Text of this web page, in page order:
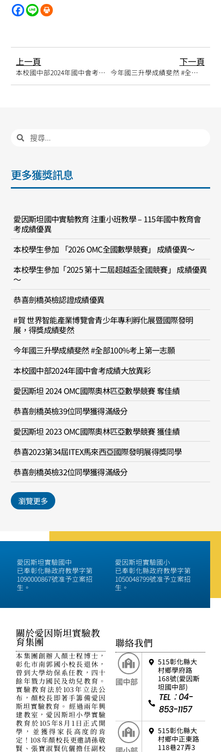
上一頁
本校國中部2024年國中會考成績大放異彩
下一頁
今年國三升學成績斐然 #全部100%考上第一志願
更多獲獎訊息
愛因斯坦國中實驗教育 注重小班教學 – 115年國中教育會
考成績優異
本校學生參加 「2026 OMC全國數學競賽」 成績優異～
本校學生參加「2025 第十二屆超越盃全國競賽」 成績優異
～
恭喜劍橋英檢認證成績優異
#賀 世界智能產業博覽會青少年專利孵化展暨國際發明
展，得獎成績斐然
今年國三升學成績斐然 #全部100%考上第一志願
本校國中部2024年國中會考成績大放異彩
愛因斯坦 2024 OMC國際奧林匹亞數學競賽 奪佳績
恭喜劍橋英檢39位同學獲得滿級分
愛因斯坦 2023 OMC國際奧林匹亞數學競賽 獲佳績
恭喜2023第34屆ITEX馬來西亞國際發明展得獎同學
恭喜劍橋英檢32位同學獲得滿級分
瀏覽更多
愛因斯坦實驗國中
已奉彰化縣政府教學字第
1090000867號准予立案招
生。
愛因斯坦實驗國小
已奉彰化縣政府教學字第
1050048799號准予立案招
生。
關於愛因斯坦實驗教
育集團
本集團創辦人顏士程博士，
彰化市南郭國小校長退休，
曾到大學幼保系任教，四十
餘年戮力國民及幼兒教育。
實驗教育法於103年立法公
布，顏校長即著手籌備愛因
斯坦實驗教育。 經過兩年興
建教室，愛因斯坦小學實驗
教育於105年8月1日正式開
學，並獲得家長高度的肯
定！108年顏校長更邀請孫敬
賢、張寶淑賢伉儷擔任副校
聯絡我們
國中部
515彰化縣大
村鄉學府路
168號(愛因斯
坦國中部)
TEL：04-
853-1157
515彰化縣大
村鄉中正東路
118巷27弄3